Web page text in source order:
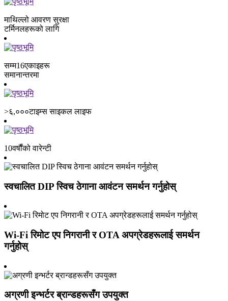
माथिल्लो आवरण सुरक्षा
टर्मिनलहरूको लागि
सम्म16एकाइहरू
समानान्तरमा
>६,०००टाइम्स साइकल लाइफ
10वर्षौंको वारेन्टी
स्वचालित DIP स्विच ठेगाना आवंटन समर्थन गर्नुहोस्
Wi-Fi रिमोट एप निगरानी र OTA अपग्रेडहरूलाई समर्थन
गर्नुहोस्
अग्रणी इन्भर्टर ब्रान्डहरूसँग उपयुक्त